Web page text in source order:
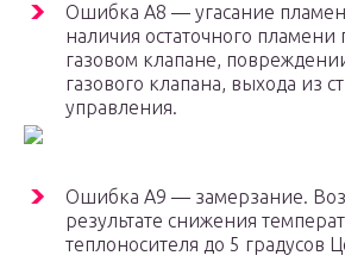
Ошибка А8 — угасание
наличия остаточного
газовом клапане,
газового клапана, выхода из
управления.
Ошибка А9 — замерзание.
результате снижения
теплоносителя до 5 градусов